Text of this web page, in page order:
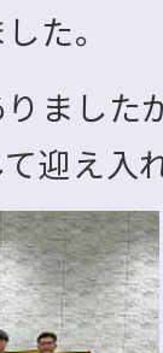
た。
ました
迎え入